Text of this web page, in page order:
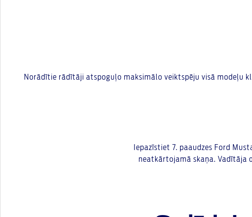
Norādītie rādītāji atspoguļo maksimālo veiktspēju visā modeļu
Iepazīstiet 7. paaudzes Ford
neatkārtojamā skaņa. Vadītāja